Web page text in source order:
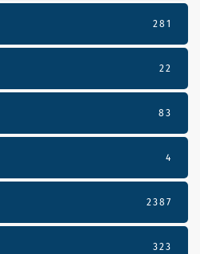
281
22
83
4
2387
323